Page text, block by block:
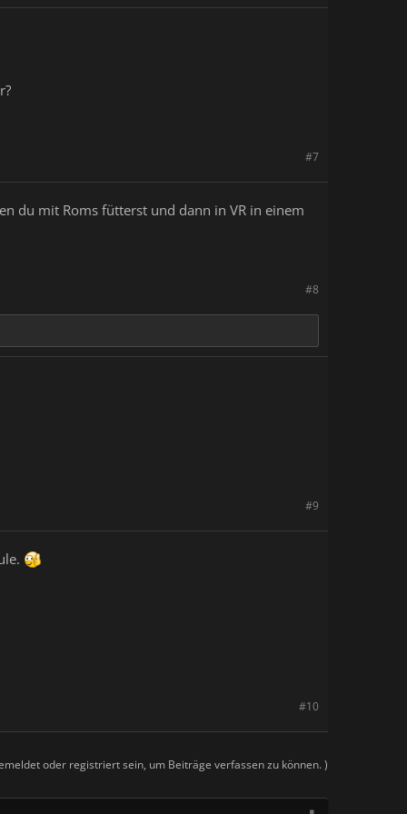
#7
du mit Roms fütterst und dann in VR in einem
#8
#9
#10
oder registriert sein, um Beiträge verfassen zu können. )